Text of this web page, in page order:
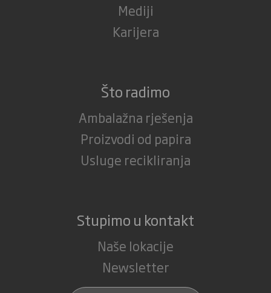
Mediji
Karijera
Što radimo
Ambalažna rješenja
Proizvodi od papira
Usluge recikliranja
Stupimo u kontakt
Naše lokacije
Newsletter